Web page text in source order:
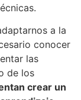
a la
conocer
las
de los
crear un